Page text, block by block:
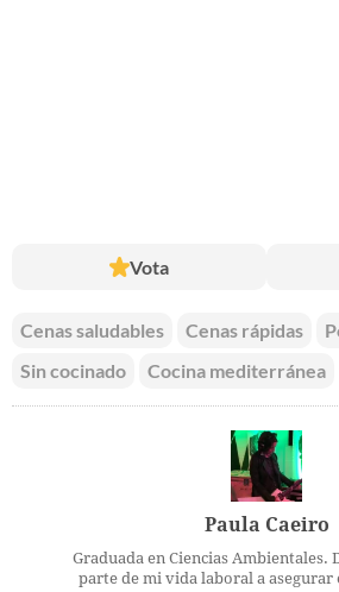
Vota
Cenas saludables Cenas rápidas
Sin cocinado
Cocina mediterránea
Paula Caeiro
Graduada en Ciencias Ambientales.
parte de mi vida laboral a asegurar